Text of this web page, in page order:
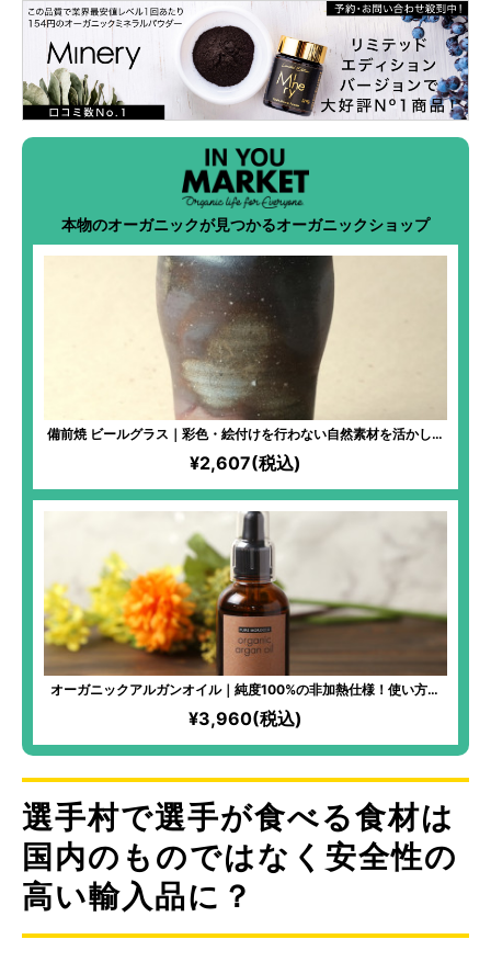
本物のオーガニックが見つかるオーガニックショップ
備前焼 ビールグラス｜彩色・絵付けを行わない自然素材を活かした
焼き物。独特の色味で、使うたびに風合いが変化！古より続く「備
前焼窯元六姓」直系の窯元が、代々受け継がれてきた陶技を活かし
て作り上げた力作！ビールがより美味しく感じられるビールグラス
¥2,607(税込)
オーガニックアルガンオイル｜純度100%の非加熱仕様！使い方簡
単。抗酸化作用の高いビタミンEたっぷり。種の選別からこだわり抜
いたトップクラス品質。
¥3,960(税込)
選手村で選手が食べる食材は
国内のものではなく安全性の
高い輸入品に？